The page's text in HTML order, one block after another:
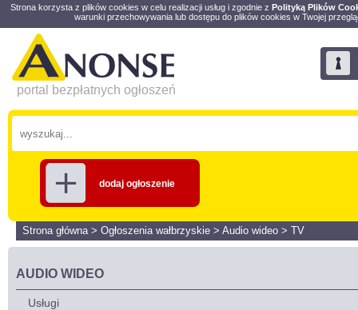
Strona korzysta z plików cookies w celu realizacji usług i zgodnie z Polityką Plików
warunki przechowywania lub dostępu do plików cookies w Twojej
portal bezpłatnych ogłoszeń
dodaj ogłoszenie
Strona główna> Ogłoszenia wałbrzyskie > Audio wideo > TV
AUDIO WIDEO
Usługi